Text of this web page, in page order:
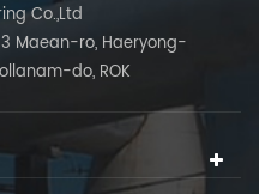
Co.,Ltd
Maean-ro, Haeryong-
do, ROK